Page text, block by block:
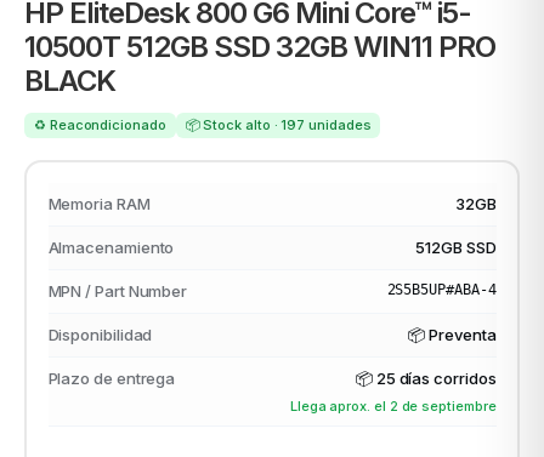
ASUS
HP EliteDesk 800 G6 Mini Core™ i5-
10500T 512GB SSD 32GB WIN11 PRO
BLACK
♻️ Reacondicionado 📦 Stock alto · 197 unidades
Memoria RAM 32GB
Almacenamiento 512GB SSD
MPN / Part Number 2S5B5UP#ABA-4
Disponibilidad 📦 Preventa
Plazo de entrega 📦 25 días corridos
Llega aprox. el 2 de septiembre